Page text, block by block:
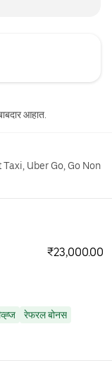
आहात.
Uber Go, Go Non
₹23,000.00
रेफरल बोनस